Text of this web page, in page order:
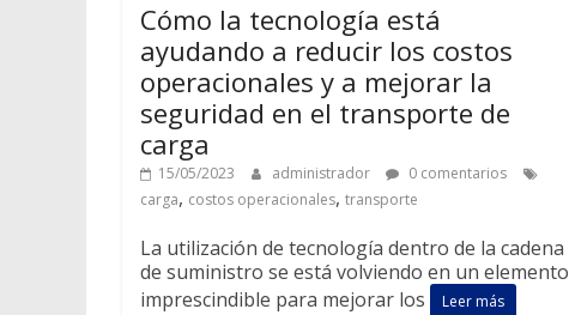
Cómo la tecnología está
ayudando a reducir los costos
operacionales y a mejorar la
seguridad en el transporte de
carga
15/05/2023 administrador
0 comentarios
carga, costos operacionales, transporte
La utilización de tecnología dentro de la cadena
de suministro se está volviendo en un elemento
imprescindible para mejorar los
Leer más